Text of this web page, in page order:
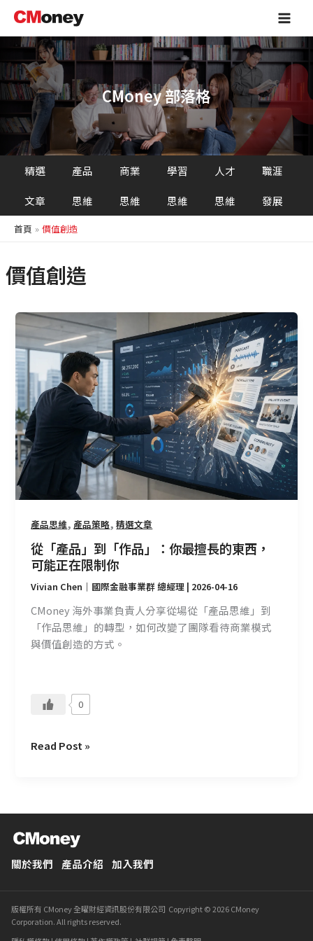
主
容
Main
CMoney 部落格
精選
文章
產品
思維
商業
思維
學習
思維
人才
思維
職涯
發展
首頁 價值創造
價值創造
產品思維, 產品策略,精選文章
從「產品」到「作品」：你最擅長的東西，
可能正在限制你
Vivian Chen｜國際金融事業群 總經理 | 2026-04-16
CMoney 海外事業負責人分享從場從「產品思維」到
「作品思維」的轉型，如何改變了團隊看待商業模式
與價值創造的方式。
0
從
「產
品」
到
「作
品」：
你
最
擅
東
西，
能
正
在
限
制
你
Read Post »
關於我們 產品介紹 加入我們
版權所有 CMoney 全曜財經資訊股份有限公司 Copyright © 2026 CMoney
Corporation. All rights reserved.